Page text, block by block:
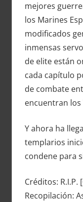
mejores
los Marines
modificados
inmensas
de elite están
cada capítulo
de combate
encuentran
Y ahora ha
templarios
condene para
Créditos: R.I.P.
Recopilación: